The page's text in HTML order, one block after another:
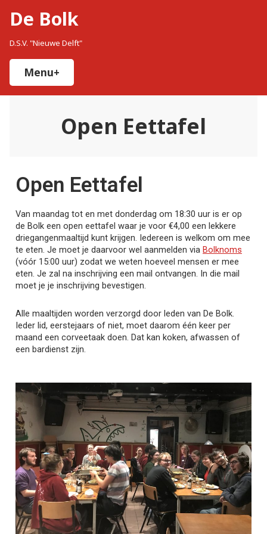
De Bolk
D.S.V. "Nieuwe Delft"
Menu+
Open Eettafel
Open Eettafel
Van maandag tot en met donderdag om 18:30 uur is er op
de Bolk een open eettafel waar je voor €4,00 een lekkere
driegangenmaaltijd kunt krijgen. Iedereen is welkom om mee
te eten. Je moet je daarvoor wel aanmelden via Bolknoms
(vóór 15:00 uur) zodat we weten hoeveel mensen er mee
eten. Je zal na inschrijving een mail ontvangen. In die mail
moet je je inschrijving bevestigen.
Alle maaltijden worden verzorgd door leden van De Bolk.
Ieder lid, eerstejaars of niet, moet daarom één keer per
maand een corveetaak doen. Dat kan koken, afwassen of
een bardienst zijn.